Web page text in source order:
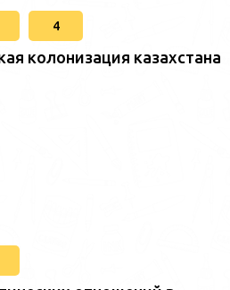
4
колонизация казахстана